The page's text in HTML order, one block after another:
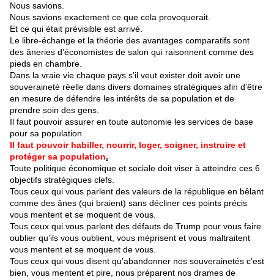
Nous savions.
Nous savions exactement ce que cela provoquerait.
Et ce qui était prévisible est arrivé.
Le libre-échange et la théorie des avantages comparatifs sont
des âneries d’économistes de salon qui raisonnent comme des
pieds en chambre.
Dans la vraie vie chaque pays s’il veut exister doit avoir une
souveraineté réelle dans divers domaines stratégiques afin d’être
en mesure de défendre les intérêts de sa population et de
prendre soin des gens.
Il faut pouvoir assurer en toute autonomie les services de base
pour sa population.
Il faut pouvoir habiller, nourrir, loger, soigner, instruire et
protéger sa population.
Toute politique économique et sociale doit viser à atteindre ces 6
objectifs stratégiques clefs.
Tous ceux qui vous parlent des valeurs de la république en bêlant
comme des ânes (qui braient) sans décliner ces points précis
vous mentent et se moquent de vous.
Tous ceux qui vous parlent des défauts de Trump pour vous faire
oublier qu’ils vous oublient, vous méprisent et vous maltraitent
vous mentent et se moquent de vous.
Tous ceux qui vous disent qu’abandonner nos souverainetés c’est
bien, vous mentent et pire, nous préparent nos drames de